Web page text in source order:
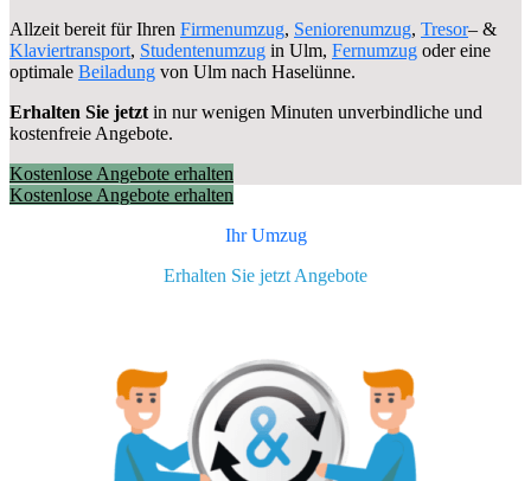
Allzeit bereit für Ihren Firmenumzug, Seniorenumzug, Tresor– &
Klaviertransport, Studentenumzug in Ulm, Fernumzug oder eine
optimale Beiladung von Ulm nach Haselünne.
Erhalten Sie jetzt in nur wenigen Minuten unverbindliche und
kostenfreie Angebote.
Kostenlose Angebote erhalten
Kostenlose Angebote erhalten
Ihr Umzug
Erhalten Sie jetzt Angebote